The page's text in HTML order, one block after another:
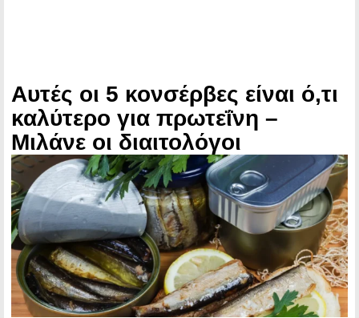
Αυτές οι 5 κονσέρβες είναι ό,τι
καλύτερο για πρωτεΐνη –
Μιλάνε οι διαιτολόγοι